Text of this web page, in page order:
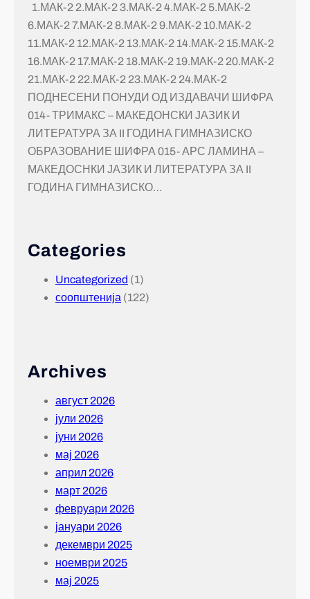
1.МАК-2 2.МАК-2 3.МАК-2 4.МАК-2 5.МАК-2
6.МАК-2 7.МАК-2 8.МАК-2 9.МАК-2 10.МАК-2
11.МАК-2 12.МАК-2 13.МАК-2 14.МАК-2 15.МАК-2
16.МАК-2 17.МАК-2 18.МАК-2 19.МАК-2 20.МАК-2
21.МАК-2 22.МАК-2 23.МАК-2 24.МАК-2
ПОДНЕСЕНИ ПОНУДИ ОД ИЗДАВАЧИ ШИФРА
014- ТРИМАКС – МАКЕДОНСКИ ЈАЗИК И
ЛИТЕРАТУРА ЗА II ГОДИНА ГИМНАЗИСКО
ОБРАЗОВАНИЕ ШИФРА 015- АРС ЛАМИНА –
МАКЕДОСНКИ ЈАЗИК И ЛИТЕРАТУРА ЗА II
ГОДИНА ГИМНАЗИСКО…
Categories
Uncategorized (1)
соопштенија (122)
Archives
август 2026
јули 2026
јуни 2026
мај 2026
април 2026
март 2026
февруари 2026
јануари 2026
декември 2025
ноември 2025
мај 2025